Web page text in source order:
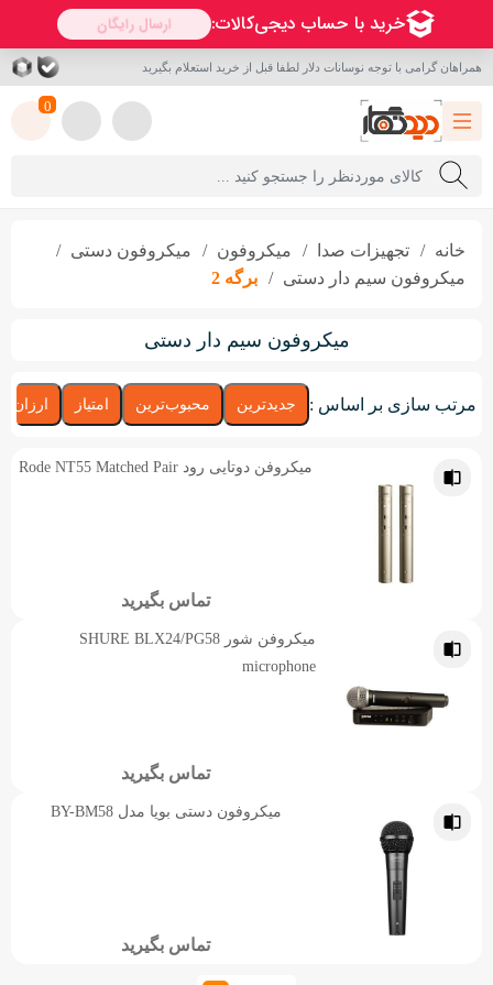
همراهان گرامی با توجه نوسانات دلار لطفا قبل از خرید استعلام بگیرید
0
خانه تجهیزات صدا میکروفون‌
میکروفون دستی
میکروفون سیم دار دستی
برگه 2
میکروفون سیم دار دستی
مرتب سازی بر اساس : جدیدترین محبوب‌ترین امتیاز
میکروفن دوتایی رود Rode NT55 Matched Pair
تماس بگیرید
میکروفن شور SHURE BLX24/PG58
microphone
تماس بگیرید
میکروفون دستی بویا مدل BY-BM58
تماس بگیرید